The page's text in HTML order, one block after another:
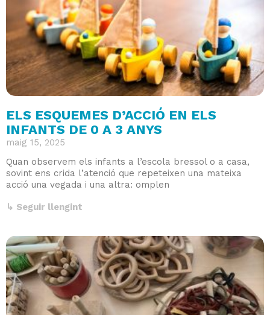
ELS ESQUEMES D’ACCIÓ EN ELS
INFANTS DE 0 A 3 ANYS
maig 15, 2025
Quan observem els infants a l’escola bressol o a casa,
sovint ens crida l’atenció que repeteixen una mateixa
acció una vegada i una altra: omplen
↳ Seguir llengint